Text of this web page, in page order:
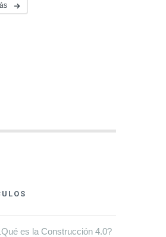
es la Construcción 4.0?